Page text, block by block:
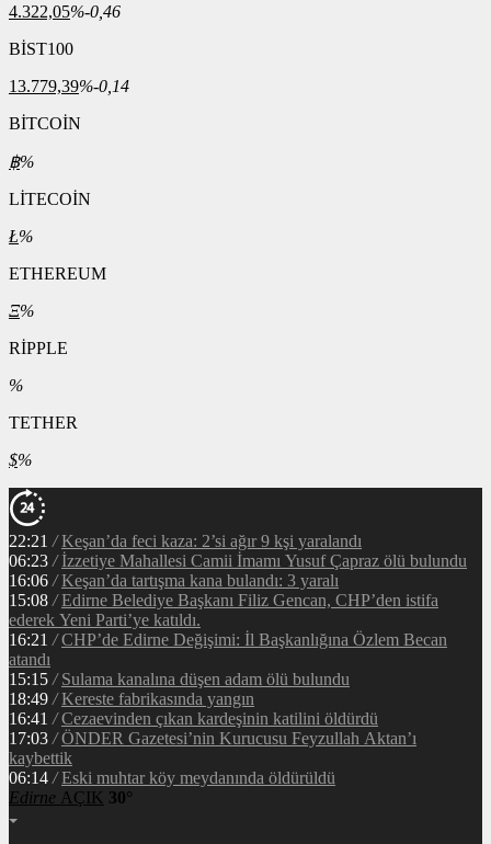
4.322,05%-0,46
BİST100
13.779,39%-0,14
BİTCOİN
฿%
LİTECOİN
Ł%
ETHEREUM
Ξ%
RİPPLE
%
TETHER
$%
22:21 / Keşan’da feci kaza: 2’si ağır 9 kşi yaralandı
06:23 / İzzetiye Mahallesi Camii İmamı Yusuf Çapraz ölü bulundu
16:06 / Keşan’da tartışma kana bulandı: 3 yaralı
15:08 / Edirne Belediye Başkanı Filiz Gencan, CHP’den istifa
ederek Yeni Parti’ye katıldı.
16:21 / CHP’de Edirne Değişimi: İl Başkanlığına Özlem Becan
atandı
15:15 / Sulama kanalına düşen adam ölü bulundu
18:49 / Kereste fabrikasında yangın
16:41 / Cezaevinden çıkan kardeşinin katilini öldürdü
17:03 / ÖNDER Gazetesi’nin Kurucusu Feyzullah Aktan’ı
kaybettik
06:14 / Eski muhtar köy meydanında öldürüldü
Edirne AÇIK 30°